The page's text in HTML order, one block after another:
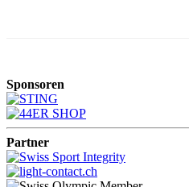
Sponsoren
Partner